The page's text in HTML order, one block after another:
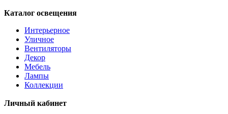
Каталог освещения
Интерьерное
Уличное
Вентиляторы
Декор
Мебель
Лампы
Коллекции
Личный кабинет